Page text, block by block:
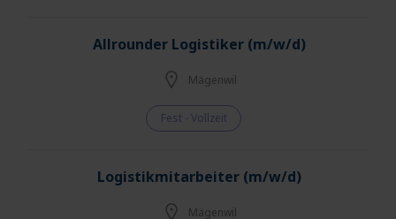
Allrounder Logistiker (m/w/d)
Mägenwil
Fest - Vollzeit
Logistikmitarbeiter (m/w/d)
Mägenwil